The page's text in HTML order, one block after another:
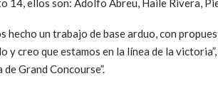
14, ellos son: Adolfo Abreu, Haile Rivera,
hecho un trabajo de base arduo, con
y creo que estamos en la línea de la
de Grand Concourse”.